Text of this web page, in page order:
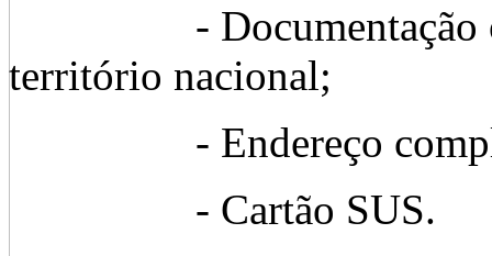
- Documentação
território nacional;
- Endereço
- Cartão SUS.